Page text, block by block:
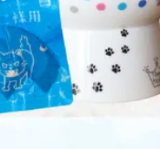
CAMPFIRE for
CAMPFIREふる